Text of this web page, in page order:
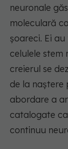
neuronale
moleculară
șoareci. Ei
celulele stem
creierul se
de la naștere
abordare a
catalogate
continuu